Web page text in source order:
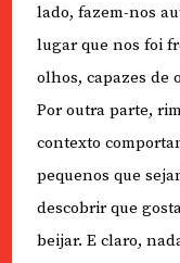
lado, fazem-nos
lugar que nos foi
olhos, capazes de
Por outra parte,
contexto
pequenos que
descobrir que
beijar. E claro,